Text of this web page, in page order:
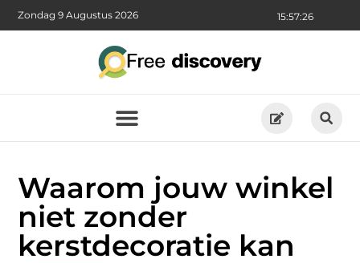
15:57:28
Zondag 9 Augustus 2026
Waarom jouw winkel
niet zonder
kerstdecoratie kan